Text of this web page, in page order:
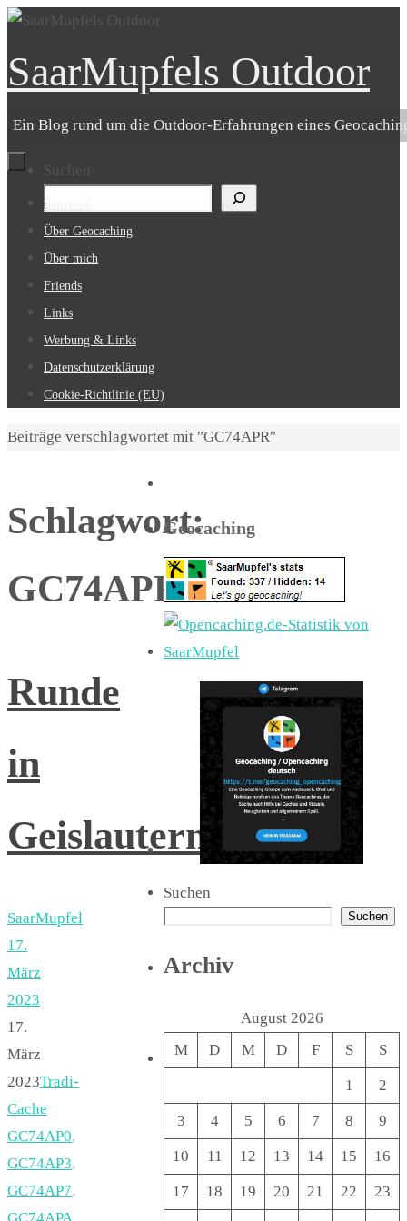
Zum
springen
SaarMupfels Outdoor
Ein Blog rund um die Outdoor-Erfahrungen eines
Suchen
Zum
Inhalt
springen
Startseite
Über Geocaching
Über mich
Friends
Links
Werbung & Links
Datenschutzerklärung
Cookie-Richtlinie (EU)
Start
Beiträge verschlagwortet mit "GC74APR"
Schlagwort:
GC74APR
Runde
in
Geislautern
SaarMupfel
17.
März
2023
17.
März
2023Tradi-
Cache
GC74AP0,
GC74AP3,
GC74AP7,
Geocaching
Suchen
Suchen
Archiv
August 2026
M
D M D F S S
1 2
3 4 5 6 7 8 9
10 11 12 13 14 15 16
17 18 19 20 21 22 23